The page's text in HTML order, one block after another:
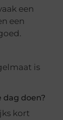
een
een
is
dag doen?
kort